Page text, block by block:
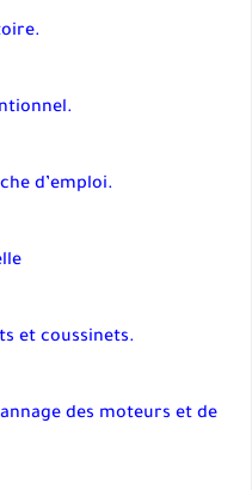
d’emploi.
et coussinets.
des moteurs et de